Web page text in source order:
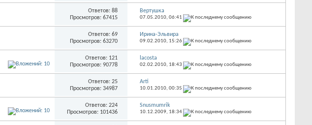
Ответов: 88
Просмотров: 67415
Вертушка
07.05.2010, 06:41
Ответов: 69
Просмотров: 63270
Ирина-Эльвира
09.02.2010, 15:26
Ответов: 121
Просмотров: 90778
lacosta
02.02.2010, 18:43
Ответов: 25
Просмотров: 34987
Arti
10.01.2010, 00:35
Ответов: 224
Просмотров: 101436
Snusmumrik
10.12.2009, 18:34